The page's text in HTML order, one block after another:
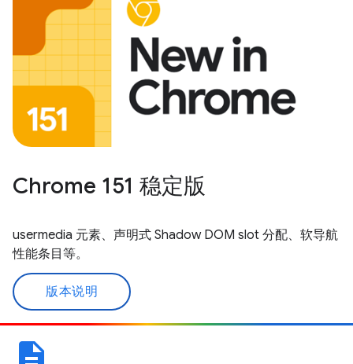
Chrome 151 稳定版
usermedia 元素、声明式 Shadow DOM slot 分配、软导航
性能条目等。
版本说明